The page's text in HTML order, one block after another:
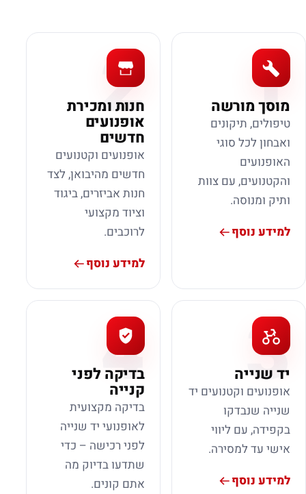
1
מוסך מורשה
טיפולים, תיקונים
ואבחון לכל סוגי
האופנועים
והקטנועים, עם צוות
ותיק ומנוסה.
למידע נוסף
2
חנות ומכירת
אופנועים
חדשים
אופנועים וקטנועים
חדשים מהיבואן, לצד
חנות אביזרים, ביגוד
וציוד מקצועי
לרוכבים.
למידע נוסף
3
יד שנייה
אופנועים וקטנועים יד
שנייה שנבדקו
בקפידה, עם ליווי
אישי עד למסירה.
למידע נוסף
4
בדיקה לפני
קנייה
בדיקה מקצועית
לאופנועי יד שנייה
לפני רכישה – כדי
שתדעו בדיוק מה
אתם קונים.